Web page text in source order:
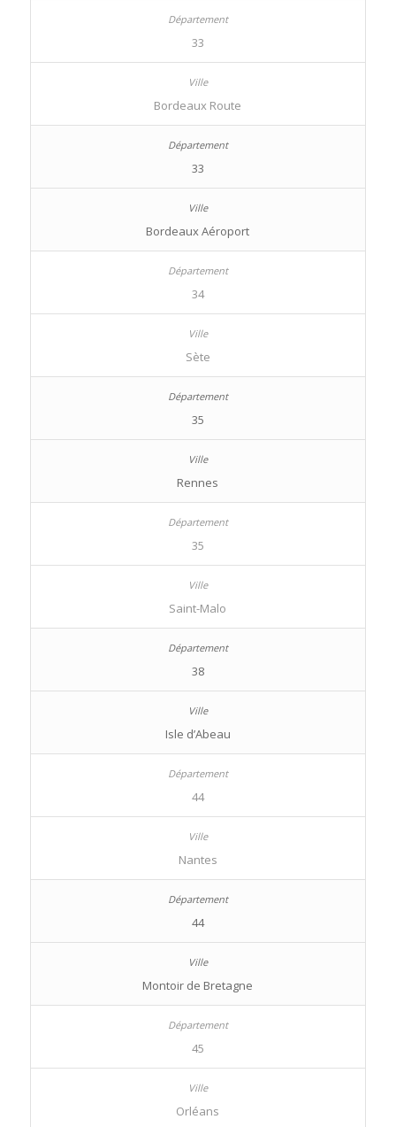
33
Bordeaux Route
33
Bordeaux Aéroport
34
Sète
35
Rennes
35
Saint-Malo
38
Isle d’Abeau
44
Nantes
44
Montoir de Bretagne
45
Orléans